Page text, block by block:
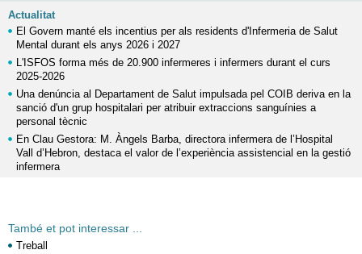
Actualitat
El Govern manté els incentius per als residents d'Infermeria de Salut
Mental durant els anys 2026 i 2027
L'ISFOS forma més de 20.900 infermeres i infermers durant el curs
2025-2026
Una denúncia al Departament de Salut impulsada pel COIB deriva en la
sanció d'un grup hospitalari per atribuir extraccions sanguínies a
personal tècnic
En Clau Gestora: M. Àngels Barba, directora infermera de l’Hospital
Vall d’Hebron, destaca el valor de l’experiència assistencial en la gestió
infermera
També et pot interessar ...
Treball